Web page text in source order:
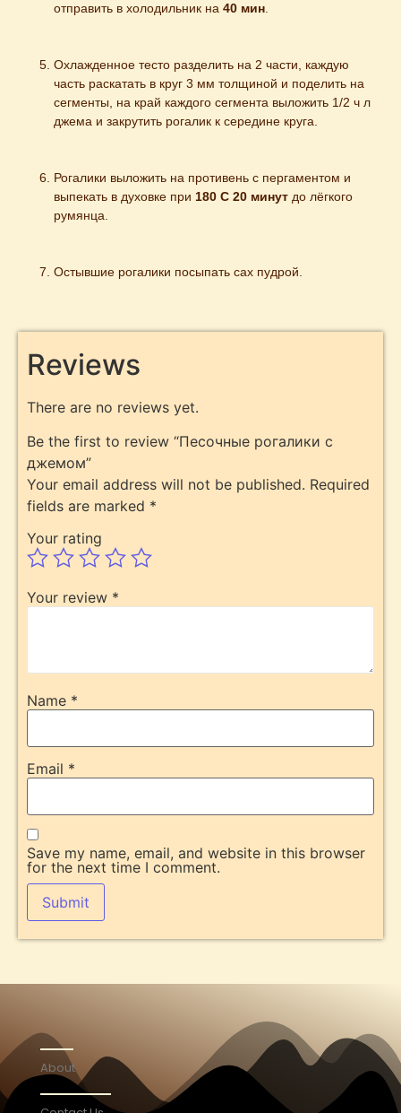
отправить в холодильник на 40 мин
Охлажденное тесто разделить на 2 части, каждую
часть раскатать в круг 3 мм толщиной и поделить на
сегменты, на край каждого сегмента выложить 1/2 ч л
джема и закрутить рогалик к середине круга.
Рогалики выложить на противень с пергаментом и
выпекать в духовке при 180 С 20 минут до лёгкого
румянца.
Остывшие рогалики посыпать сах пудрой.
Reviews
There are no reviews yet.
Be the first to review “Песочные рогалики с
джемом”
Your email address will not be published. Required
fields are marked *
Your rating
Your review *
Name *
Email *
Save my name, email, and website in this browser
for the next time I comment.
About